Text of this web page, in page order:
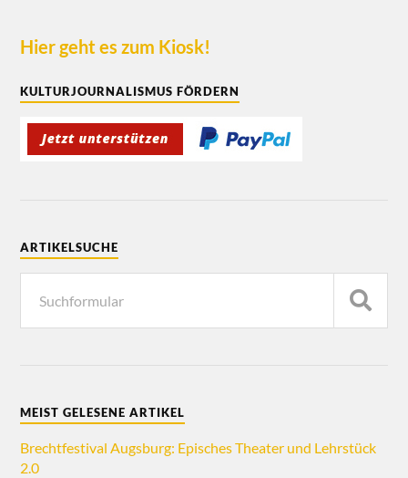
Hier geht es zum Kiosk!
KULTURJOURNALISMUS FÖRDERN
ARTIKELSUCHE
MEIST GELESENE ARTIKEL
Brechtfestival Augsburg: Episches Theater und Lehrstück
2.0